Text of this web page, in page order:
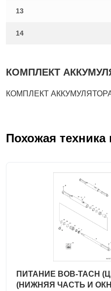
13
14
КОМПЛЕКТ
КОМПЛЕКТ АККУМУЛЯТОРА
Похожая
ПИТАНИЕ BOB-TACH
(НИЖНЯЯ ЧАСТЬ И